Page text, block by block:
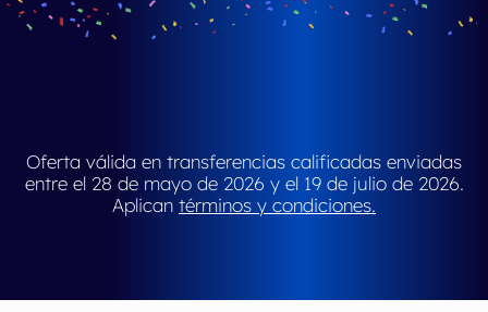
Oferta válida en transferencias calificadas enviadas
entre el 28 de mayo de 2026 y el 19 de julio de 2026.
Aplican términos y condiciones.